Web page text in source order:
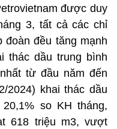
được duy
3, tất cả các chỉ
đều tăng mạnh
thác dầu trung bình
từ đầu năm đến
2024) khai thác dầu
so KH tháng,
618 triệu m3, vượt